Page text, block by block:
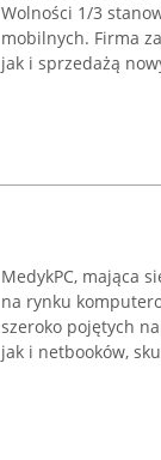
Wolności 1/3
mobilnych. Firma
jak i sprzedażą
MedykPC, mająca
na rynku
szeroko pojętych
jak i netbooków,